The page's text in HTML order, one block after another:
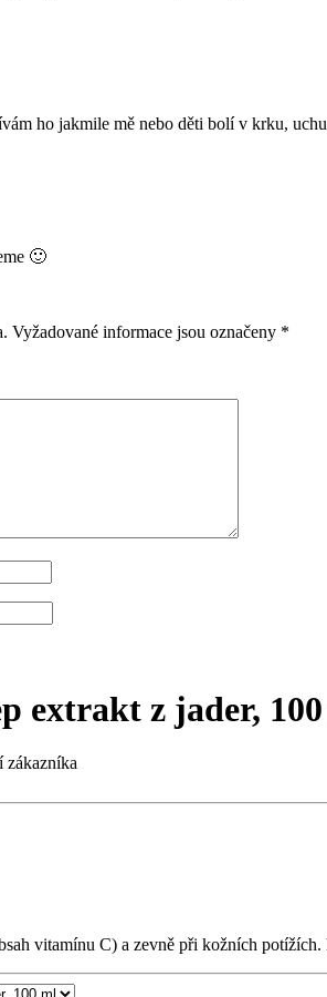
ho jakmile mě nebo děti bolí v krku,
🙂
Vyžadované informace jsou označeny *
extrakt z jader,
zákazníka
vitamínu C) a zevně při kožních potížích.